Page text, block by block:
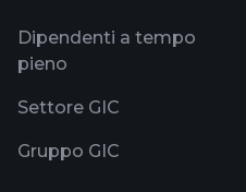
Dipendenti a tempo
pieno
Settore GIC
Gruppo GIC